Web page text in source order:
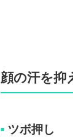
顔の汗を抑
■ ツボ押し